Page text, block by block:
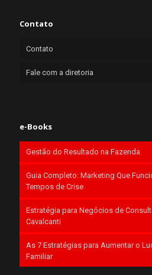
Contato
Contato
Fale com a diretoria
e-Books
Gestão do Resultado na Fazenda
Guia Completo: Marketing Que
Tempos de Crise
Estratégia para Negócios de
Cavalcanti
As 7 Estratégias para Aumentar o
Familiar